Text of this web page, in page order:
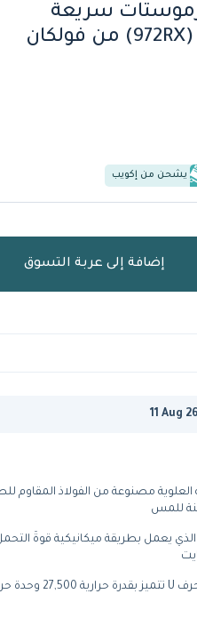
سريعة
يشحن من إكويب
إضافة إلى عربة التسوق
11 Aug
العلوية مصنوعة من الفولاذ المقاوم
للمس
يعمل بطريقة ميكانيكية قوةَ